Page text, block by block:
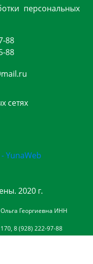
персональных
сетях
88
88
2020 г.
Георгиевна ИНН
8 (928) 222-97-88